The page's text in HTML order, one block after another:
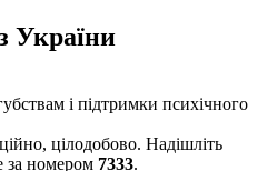
України
і підтримки психічного
цілодобово. Надішліть
за номером 7333.